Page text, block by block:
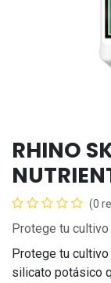
RHINO
(0
Protege tu cultivo
Protege tu
silicato potásico